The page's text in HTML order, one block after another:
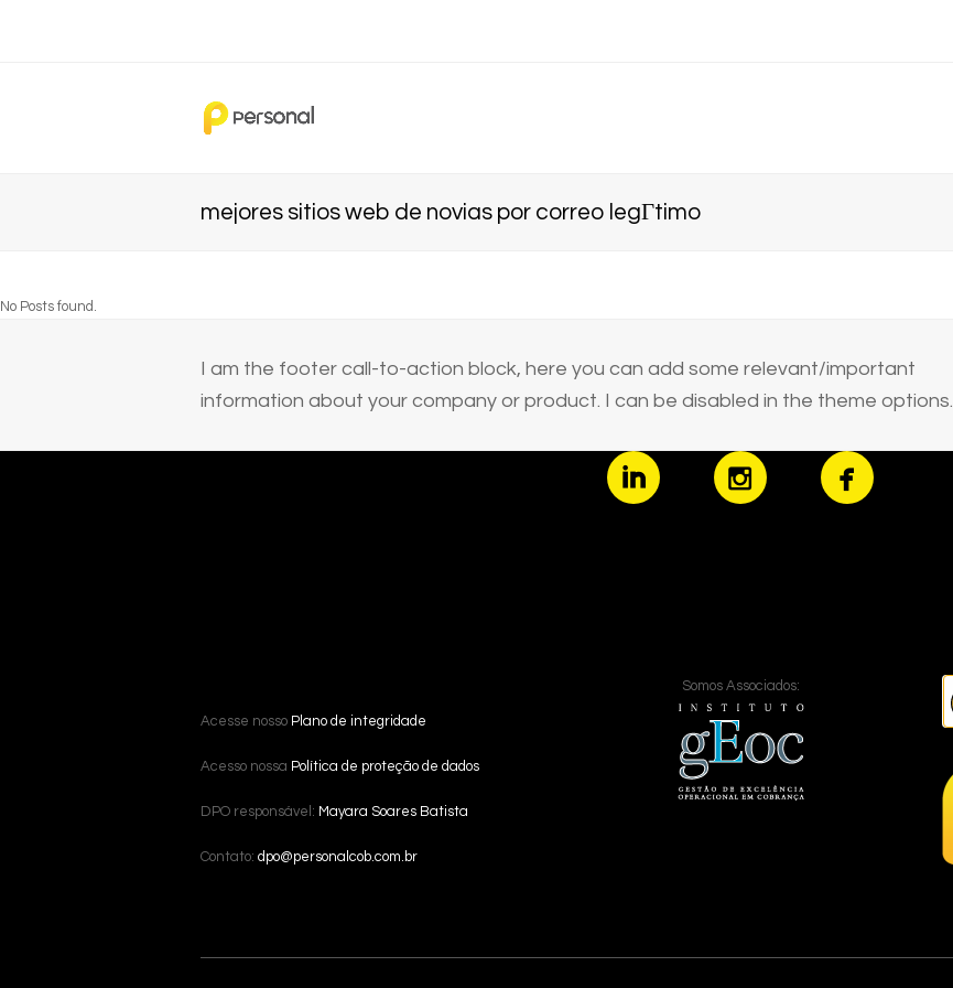
mejores sitios web de novias por correo legГ­timo
No Posts found.
I am the footer call-to-action block, here you can add some relevant/important
information about your company or product. I can be disabled in the theme options.
Acesse nosso Plano de integridade
Acesso nossa Política de proteção de dados
DPO responsável: Mayara Soares Batista
Contato: dpo@personalcob.com.br
Somos Associados: